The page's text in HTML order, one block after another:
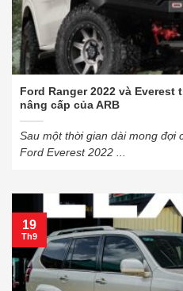
Ford Ranger 2022 và
nâng cấp của ARB
Sau một thời gian dài mong đợi
Ford Everest 2022 ...
19
Th9